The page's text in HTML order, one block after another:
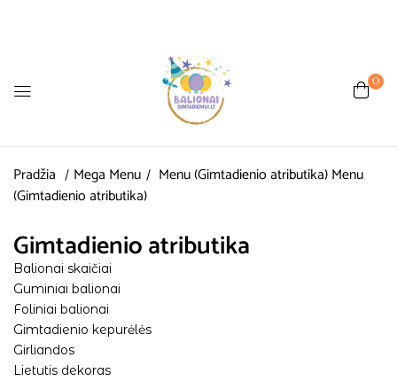
0
Pradžia Mega Menu Menu (Gimtadienio atributika)Menu
(Gimtadienio atributika)
Gimtadienio atributika
Balionai skaičiai
Guminiai balionai
Foliniai balionai
Gimtadienio kepurėlės
Girliandos
Lietutis dekoras